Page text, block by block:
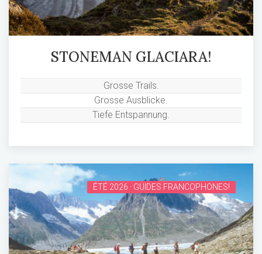
STONEMAN GLACIARA!
Grosse Trails.
Grosse Ausblicke.
Tiefe Entspannung.
ÉTÉ 2026 · GUIDES FRANCOPHONES!